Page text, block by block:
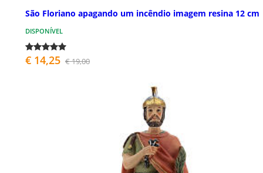
São Floriano apagando um incêndio imagem resina 12 cm
DISPONÍVEL
€ 14,25 € 19,00